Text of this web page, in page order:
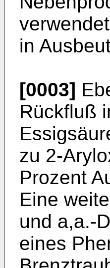
in
[0003]
Rückfluß
zu 2-
Prozent
Eine
und a,a.-
eines